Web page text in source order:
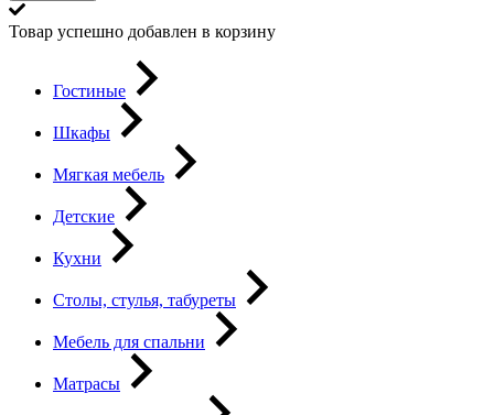
Товар успешно добавлен в корзину
Гостиные
Шкафы
Мягкая мебель
Детские
Кухни
Столы, стулья, табуреты
Мебель для спальни
Матрасы